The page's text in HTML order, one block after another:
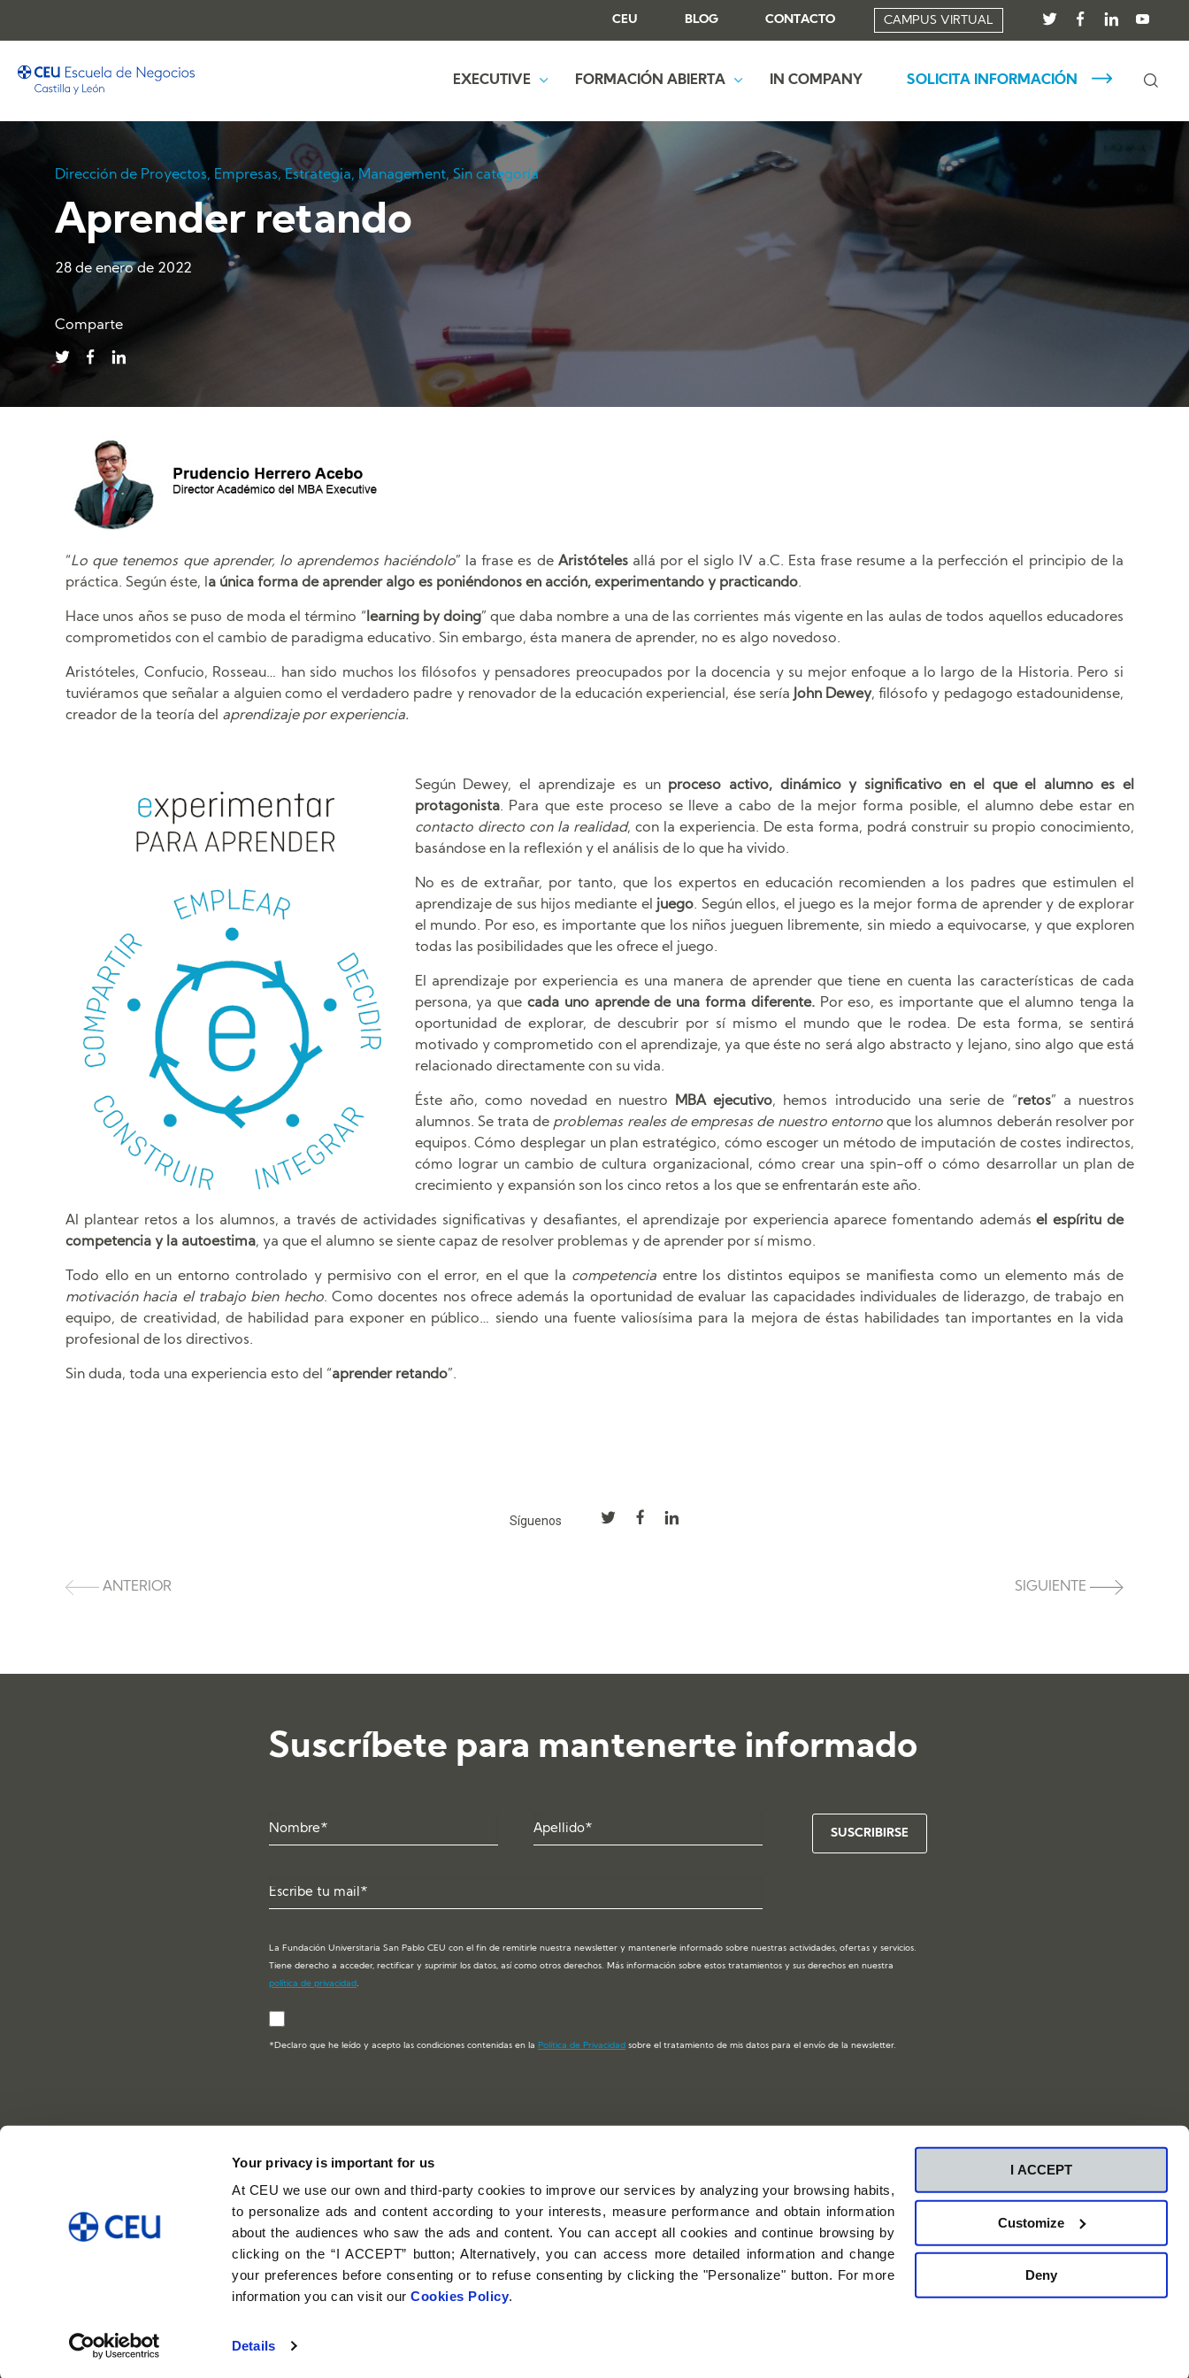
Your privacy is important for us
At CEU we use our own and third-party cookies to improve our services by analyzing your browsing habits,
to personalize ads and content according to your interests, measure performance and obtain information
about the audiences who saw the ads and content. You can accept all cookies and continue browsing by
clicking on the “I ACCEPT” button; Alternatively, you can access more detailed information and change
your preferences before consenting or to refuse consenting by clicking the "Personalize" button. For more
information you can visit ourCookies Policy.
Details
I ACCEPT
Customize
Deny
EXECUTIVE FORMACIÓN ABIERTA IN COMPANY SOLICITA INFORMACIÓN
CEU BLOG CONTACTO CAMPUS VIRTUAL
Dirección de Proyectos, Empresas,Estrategia, Management,Sin categoría
Aprender retando
28 de enero de 2022
Comparte
“Lo que tenemos que aprender, lo aprendemos haciéndolo” la frase es de Aristótelesallá por el siglo IV a.C. Esta frase resume a la perfección el principio de la
práctica. Según éste, l a única forma de aprender algo es poniéndonos en acción, experimentando y practicando.
Hace unos años se puso de moda el término “ learning by doing” que daba nombre a una de las corrientes más vigente en las aulas de todos aquellos educadores
comprometidos con el cambio de paradigma educativo. Sin embargo, ésta manera de aprender, no es algo novedoso.
Aristóteles, Confucio, Rosseau… han sido muchos los filósofos y pensadores preocupados por la docencia y su mejor enfoque a lo largo de la Historia. Pero si
tuviéramos que señalar a alguien como el verdadero padre y renovador de la educación experiencial, ése sería John Dewey, filósofo y pedagogo estadounidense,
creador de la teoría del aprendizaje por experiencia.
Según Dewey, el aprendizaje es un proceso activo, dinámico y significativo en el que el alumno es el
protagonista. Para que este proceso se lleve a cabo de la mejor forma posible, el alumno debe estar en
contacto directo con la realidad, con la experiencia. De esta forma, podrá construir su propio conocimiento,
basándose en la reflexión y el análisis de lo que ha vivido.
No es de extrañar, por tanto, que los expertos en educación recomienden a los padres que estimulen el
aprendizaje de sus hijos mediante el juego. Según ellos, el juego es la mejor forma de aprender y de explorar
el mundo. Por eso, es importante que los niños jueguen libremente, sin miedo a equivocarse, y que exploren
todas las posibilidades que les ofrece el juego.
El aprendizaje por experiencia es una manera de aprender que tiene en cuenta las características de cada
persona, ya quecada uno aprende de una forma diferente.Por eso, es importante que el alumno tenga la
oportunidad de explorar, de descubrir por sí mismo el mundo que le rodea. De esta forma, se sentirá
motivado y comprometido con el aprendizaje, ya que éste no será algo abstracto y lejano, sino algo que está
relacionado directamente con su vida.
Éste año, como novedad en nuestro MBA ejecutivo, hemos introducido una serie de “retos” a nuestros
alumnos. Se trata de problemas reales de empresas de nuestro entornoque los alumnos deberán resolver por
equipos. Cómo desplegar un plan estratégico, cómo escoger un método de imputación de costes indirectos,
cómo lograr un cambio de cultura organizacional, cómo crear una spin-off o cómo desarrollar un plan de
crecimiento y expansión son los cinco retos a los que se enfrentarán este año.
Al plantear retos a los alumnos, a través de actividades significativas y desafiantes, el aprendizaje por experiencia aparece fomentando ademásel espíritu de
competencia y la autoestima, ya que el alumno se siente capaz de resolver problemas y de aprender por sí mismo.
Todo ello en un entorno controlado y permisivo con el error, en el que la competencia entre los distintos equipos se manifiesta como un elemento más de
motivación hacia el trabajo bien hecho. Como docentes nos ofrece además la oportunidad de evaluar las capacidades individuales de liderazgo, de trabajo en
equipo, de creatividad, de habilidad para exponer en público… siendo una fuente valiosísima para la mejora de éstas habilidades tan importantes en la vida
profesional de los directivos.
Sin duda, toda una experiencia esto del “aprender retando”.
Síguenos
ANTERIOR SIGUIENTE
Suscríbete para mantenerte informado
La Fundación Universitaria San Pablo CEU con el fin de remitirle nuestra newsletter y mantenerle informado sobre nuestras actividades, ofertas y servicios.
Tiene derecho a acceder, rectificar y suprimir los datos, así como otros derechos. Más información sobre estos tratamientos y sus derechos en nuestra
política de privacidad.
*Declaro que he leído y acepto las condiciones contenidas en la Política de Privacidad sobre el tratamiento de mis datos para el envío de la newsletter.
Escuela de Negocios CEU Castilla y
León
C/ Santiago, nº 2, 1º Dcha. 47001 Valladolid
(España)
983 331422
info@ceucyl.com